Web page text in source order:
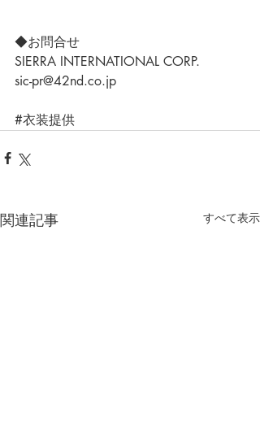
◆お問合せ
SIERRA INTERNATIONAL CORP.
sic-pr@42nd.co.jp
#衣装提供
関連記事 すべて表示